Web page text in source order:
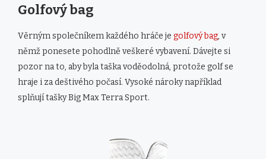
Golfový bag
Věrným společníkem každého hráče je golfový bag, v
němž ponesete pohodlně veškeré vybavení. Dávejte si
pozor na to, aby byla taška voděodolná, protože golf se
hraje i za deštivého počasí. Vysoké nároky například
splňují tašky Big Max Terra Sport.